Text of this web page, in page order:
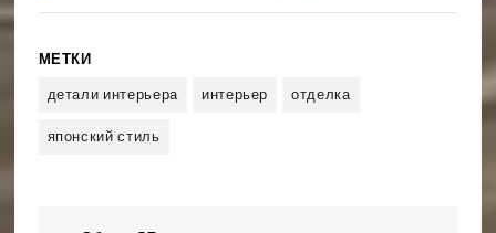
МЕТКИ
детали интерьера
интерьер
отделка
японский стиль